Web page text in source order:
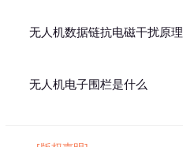
无人机数据链抗电磁干扰原理
无人机电子围栏是什么